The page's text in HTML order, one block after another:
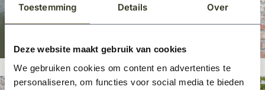
Toestemming Details Over
Deze website maakt gebruik van cookies
We gebruiken cookies om content en advertenties te
personaliseren, om functies voor social media te bieden